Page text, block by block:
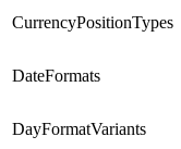
CurrencyPositionTypes
DateFormats
DayFormatVariants